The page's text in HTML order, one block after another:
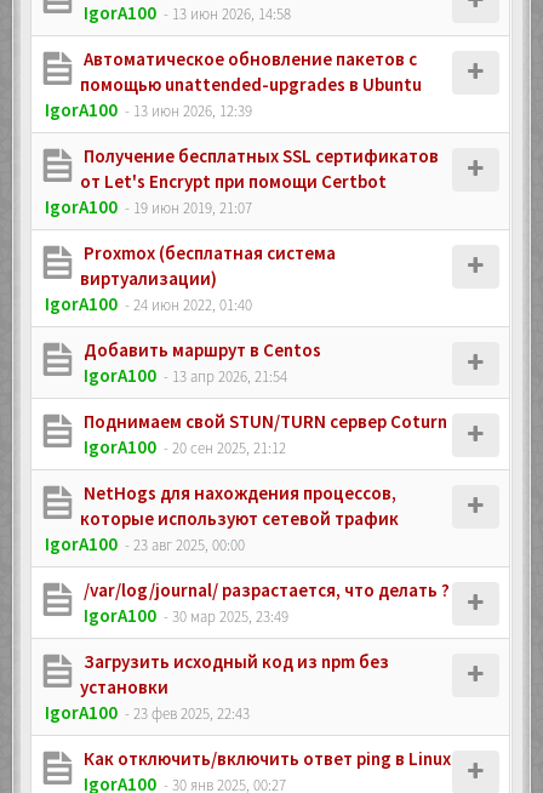
IgorA100 - 13 июн 2026, 14:58
Автоматическое обновление пакетов с
помощью unattended-upgrades в Ubuntu
IgorA100 - 13 июн 2026, 12:39
Получение бесплатных SSL сертификатов
от Let's Encrypt при помощи Certbot
IgorA100 - 19 июн 2019, 21:07
Proxmox (бесплатная система
виртуализации)
IgorA100 - 24 июн 2022, 01:40
Добавить маршрут в Centos
IgorA100 - 13 апр 2026, 21:54
Поднимаем свой STUN/TURN сервер Coturn
IgorA100 - 20 сен 2025, 21:12
NetHogs для нахождения процессов,
которые используют сетевой трафик
IgorA100 - 23 авг 2025, 00:00
/var/log/journal/ разрастается, что делать ?
IgorA100 - 30 мар 2025, 23:49
Загрузить исходный код из npm без
установки
IgorA100 - 23 фев 2025, 22:43
Как отключить/включить ответ ping в Linux
IgorA100 - 30 янв 2025, 00:27